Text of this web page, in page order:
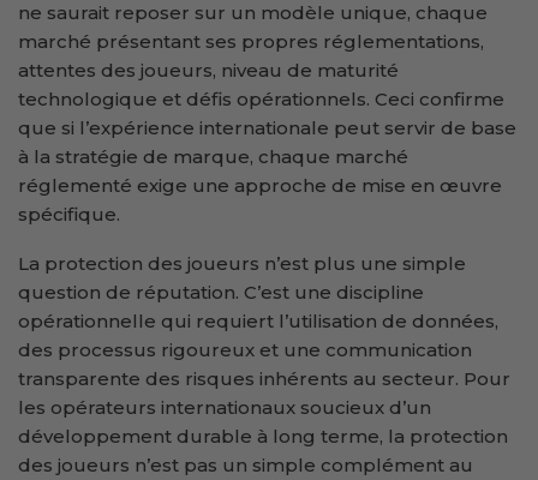
ne saurait reposer sur un modèle unique, chaque
marché présentant ses propres réglementations,
attentes des joueurs, niveau de maturité
technologique et défis opérationnels. Ceci confirme
que si l’expérience internationale peut servir de base
à la stratégie de marque, chaque marché
réglementé exige une approche de mise en œuvre
spécifique.
La protection des joueurs n’est plus une simple
question de réputation. C’est une discipline
opérationnelle qui requiert l’utilisation de données,
des processus rigoureux et une communication
transparente des risques inhérents au secteur. Pour
les opérateurs internationaux soucieux d’un
développement durable à long terme, la protection
des joueurs n’est pas un simple complément au